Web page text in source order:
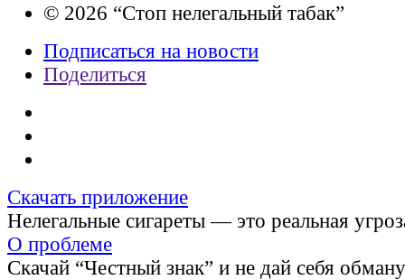
© 2026 “Стоп нелегальный табак”
Подписаться на новости
Поделиться
Скачать приложение
Нелегальные сигареты — это реальная
О проблеме
Скачай “Честный знак” и не дай себя